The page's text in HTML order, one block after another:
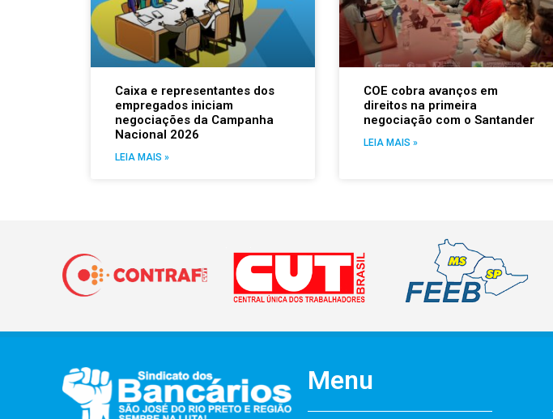
Caixa e representantes dos
empregados iniciam
negociações da Campanha
Nacional 2026
LEIA MAIS »
COE cobra avanços em
direitos na primeira
negociação com o Santander
LEIA MAIS »
Menu